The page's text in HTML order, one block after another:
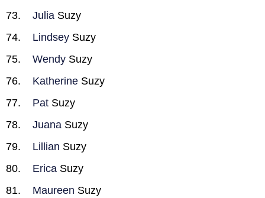
Julia Suzy
Lindsey Suzy
Wendy Suzy
Katherine Suzy
Pat Suzy
Juana Suzy
Lillian Suzy
Erica Suzy
Maureen Suzy